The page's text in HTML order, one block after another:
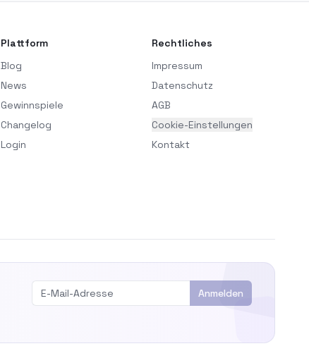
Plattform
Blog
News
Gewinnspiele
Changelog
Login
Rechtliches
Impressum
Datenschutz
AGB
Cookie-Einstellungen
Kontakt
Anmelden